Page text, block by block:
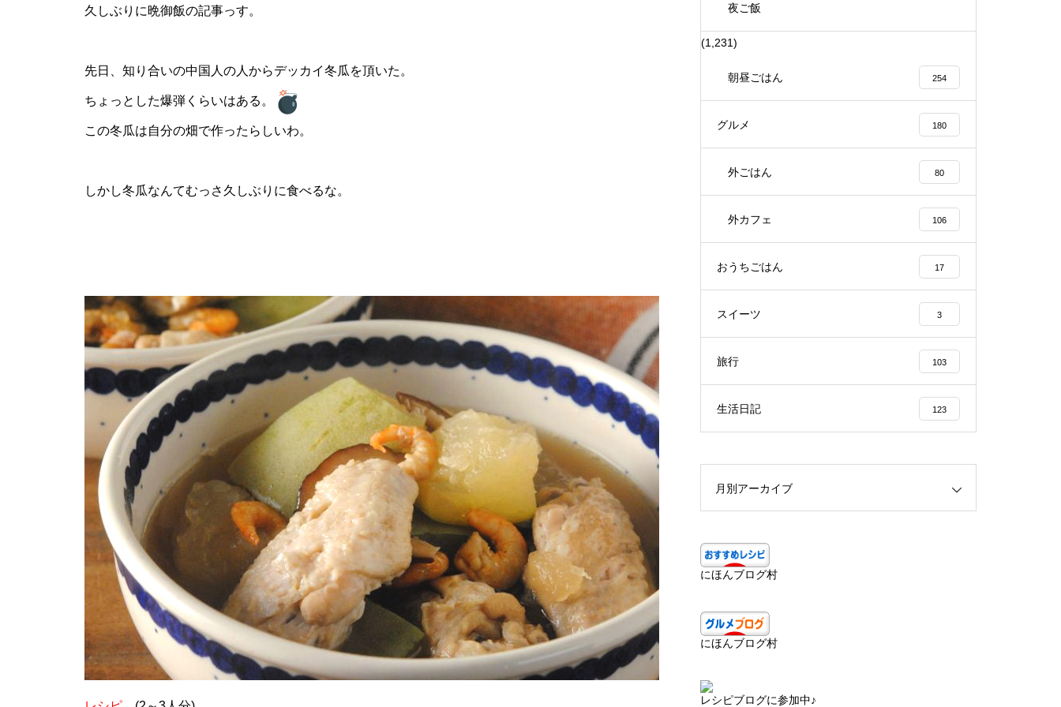
久しぶりに晩御飯の記事っす。
先日、知り合いの中国人の人からデッカイ冬瓜を頂いた。
ちょっとした爆弾くらいはある。
この冬瓜は自分の畑で作ったらしいわ。
しかし冬瓜なんてむっさ久しぶりに食べるな。
夜ご飯
(1,231)
朝昼ごはん 254
グルメ 180
外ごはん 80
外カフェ 106
おうちごはん 17
スイーツ 3
旅行 103
生活日記 123
月別アーカイブ
にほんブログ村
にほんブログ村
レシピブログに参加中♪